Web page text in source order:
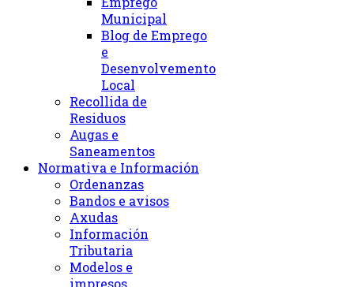
Municipal
Blog de Emprego
e
Desenvolvemento
Local
Recollida de
Residuos
Augas e
Saneamentos
Normativa e Información
Ordenanzas
Bandos e avisos
Axudas
Información
Tributaria
Modelos e
impresos